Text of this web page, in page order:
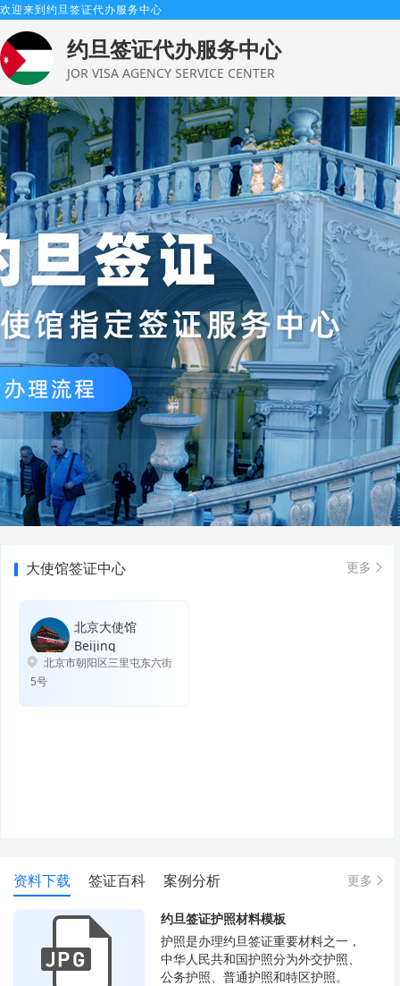
欢迎来到约旦签证代办服务中心
约旦签证代办服务中心
JOR VISA AGENCY SERVICE CENTER
大使馆签证中心 更多
北京大使馆
Beijing
北京市朝阳区三里屯东六街
5号
资料下载 签证百科 案例分析 更多
约旦签证护照材料模板
护照是办理约旦签证重要材料之一，
中华人民共和国护照分为外交护照、
公务护照、普通护照和特区护照。